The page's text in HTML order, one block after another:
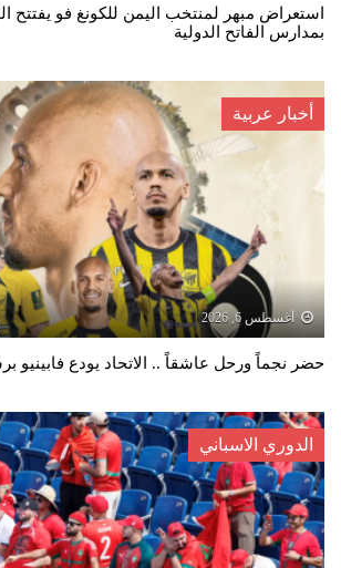
استعراض مبهر لمنتخب اليمن للكونغ فو يفتتح
بمدارس الفاتح الدولية
أخبار عربية
أغسطس 6, 2026
حضر نجماً ورحل عاشقاً .. الاتحاد يودع فابينيو
الدوري الاسباني